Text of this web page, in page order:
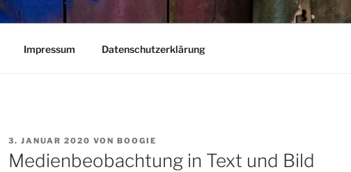
Impressum Datenschutzerklärung
VERÖFFENTLICHT
AM
3. JANUAR 2020 VON BOOGIE
Medienbeobachtung in Text und Bild